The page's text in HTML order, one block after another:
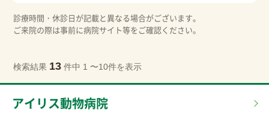
診療時間・休診日が記載と異なる場合がございます。
ご来院の際は事前に病院サイト等をご確認ください。
検索結果 13 件中 1 〜10件を表示
アイリス動物病院